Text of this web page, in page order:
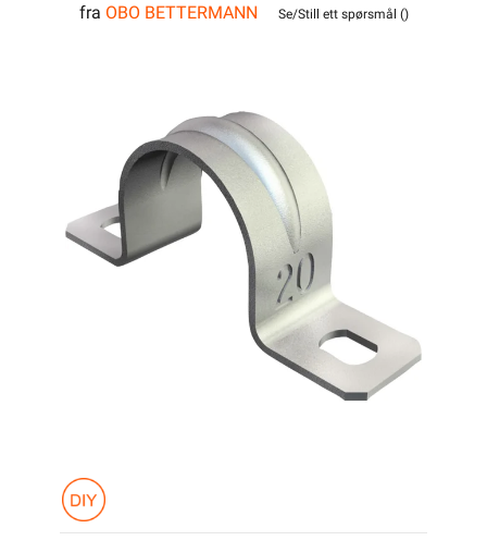
fra OBO BETTERMANN Se/Still ett spørsmål ()